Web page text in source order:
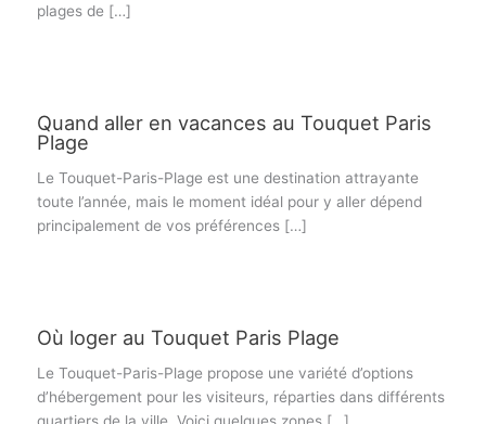
plages de […]
Quand aller en vacances au Touquet Paris
Plage
Le Touquet-Paris-Plage est une destination attrayante
toute l’année, mais le moment idéal pour y aller dépend
principalement de vos préférences […]
Où loger au Touquet Paris Plage
Le Touquet-Paris-Plage propose une variété d’options
d’hébergement pour les visiteurs, réparties dans différents